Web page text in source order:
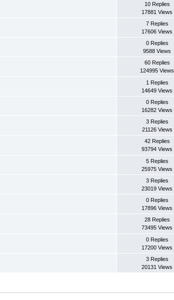
10 Replies
17881 Views
7 Replies
17606 Views
0 Replies
9588 Views
60 Replies
124995 Views
1 Replies
14649 Views
0 Replies
16282 Views
3 Replies
21126 Views
42 Replies
93794 Views
5 Replies
25975 Views
3 Replies
23019 Views
0 Replies
17896 Views
28 Replies
73495 Views
0 Replies
17200 Views
3 Replies
20131 Views